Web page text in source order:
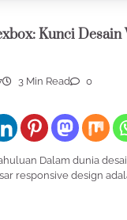
Kunci Desain
3 Min Read
0
Dalam dunia
responsive design